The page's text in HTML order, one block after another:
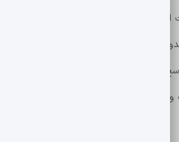
لگ را در بازی‌های رقابتی فراهم
افزایش دقت در صحنه‌های سریع